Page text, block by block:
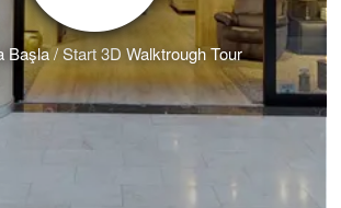
Başla / Start 3D Walktrough Tour